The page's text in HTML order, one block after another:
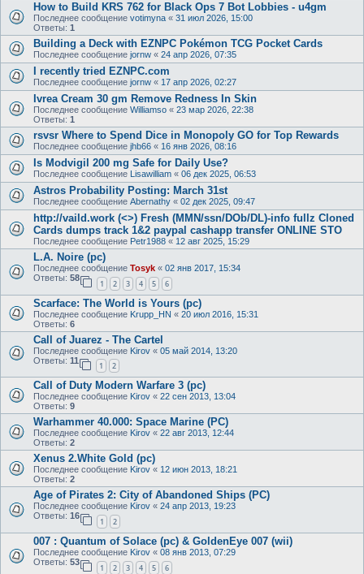
How to Build KRS 762 for Black Ops 7 Bot Lobbies - u4gm
Последнее сообщение votimyna « 31 июл 2026, 15:00
Ответы: 1
Building a Deck with EZNPC Pokémon TCG Pocket Cards
Последнее сообщение jornw « 24 апр 2026, 07:35
I recently tried EZNPC.com
Последнее сообщение jornw « 17 апр 2026, 02:27
Ivrea Cream 30 gm Remove Redness In Skin
Последнее сообщение Williamso « 23 мар 2026, 22:38
Ответы: 1
rsvsr Where to Spend Dice in Monopoly GO for Top Rewards
Последнее сообщение jhb66 « 16 янв 2026, 08:16
Is Modvigil 200 mg Safe for Daily Use?
Последнее сообщение Lisawilliam « 06 дек 2025, 06:53
Astros Probability Posting: March 31st
Последнее сообщение Abernathy « 02 дек 2025, 09:47
http://vaild.work (<>) Fresh (MMN/ssn/DOb/DL)-info fullz Cloned
Cards dumps track 1&2 paypal cashapp transfer ONLINE STO
Последнее сообщение Petr1988 « 12 авг 2025, 15:29
L.A. Noire (pc)
Последнее сообщение Tosyk « 02 янв 2017, 15:34
Ответы: 58
1 2 3 4 5 6
Scarface: The World is Yours (pc)
Последнее сообщение Krupp_HN « 20 июл 2016, 15:31
Ответы: 6
Call of Juarez - The Cartel
Последнее сообщение Kirov « 05 май 2014, 13:20
Ответы: 11
1 2
Call of Duty Modern Warfare 3 (pc)
Последнее сообщение Kirov « 22 сен 2013, 13:04
Ответы: 9
Warhammer 40.000: Space Marine (PC)
Последнее сообщение Kirov « 22 авг 2013, 12:44
Ответы: 2
Xenus 2.White Gold (pc)
Последнее сообщение Kirov « 12 июн 2013, 18:21
Ответы: 2
Age of Pirates 2: City of Abandoned Ships (PC)
Последнее сообщение Kirov « 24 апр 2013, 19:23
Ответы: 16
1 2
007 : Quantum of Solace (pc) & GoldenEye 007 (wii)
Последнее сообщение Kirov « 08 янв 2013, 07:29
Ответы: 53
1 2 3 4 5 6